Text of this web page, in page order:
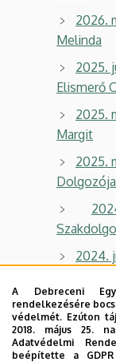
A Debreceni
rendelkezésére
védelmét. Ezúton
2018. május 25.
Adatvédelmi
beépítette a
2026.
Melinda
2025.
Elismerő
2025.
Margit
2025.
2024.
2023.
2024.